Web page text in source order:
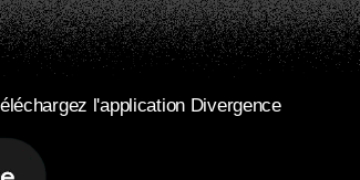
l'application Divergence